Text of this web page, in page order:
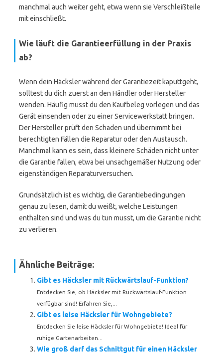
manchmal auch weiter geht, etwa wenn sie Verschleißteile
mit einschließt.
Wie läuft die Garantieerfüllung in der Praxis
ab?
Wenn dein Häcksler während der Garantiezeit kaputtgeht,
solltest du dich zuerst an den Händler oder Hersteller
wenden. Häufig musst du den Kaufbeleg vorlegen und das
Gerät einsenden oder zu einer Servicewerkstatt bringen.
Der Hersteller prüft den Schaden und übernimmt bei
berechtigten Fällen die Reparatur oder den Austausch.
Manchmal kann es sein, dass kleinere Schäden nicht unter
die Garantie fallen, etwa bei unsachgemäßer Nutzung oder
eigenständigen Reparaturversuchen.
Grundsätzlich ist es wichtig, die Garantiebedingungen
genau zu lesen, damit du weißt, welche Leistungen
enthalten sind und was du tun musst, um die Garantie nicht
zu verlieren.
Ähnliche Beiträge:
Gibt es Häcksler mit Rückwärtslauf-Funktion?
Entdecken Sie, ob Häcksler mit Rückwärtslauf-Funktion
verfügbar sind! Erfahren Sie,...
Gibt es leise Häcksler für Wohngebiete?
Entdecken Sie leise Häcksler für Wohngebiete! Ideal für
ruhige Gartenarbeiten...
Wie groß darf das Schnittgut für einen Häcksler